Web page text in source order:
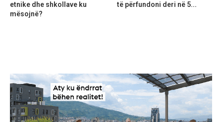
etnike dhe shkollave ku
mësojnë?
të përfundoni deri në 5...